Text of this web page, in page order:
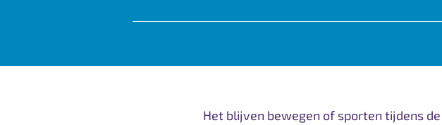
Het blijven bewegen of sporten tijdens